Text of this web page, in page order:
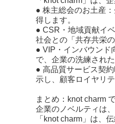
● 株主総会のお土産
得します。
● CSR・地域貢献イ
社会との「共存共栄
● VIP・インバウンド
で、企業の洗練され
● 高品質サービス契
示し、顧客ロイヤリ
まとめ：knot charm
企業のノベルティは
「knot charm」は、